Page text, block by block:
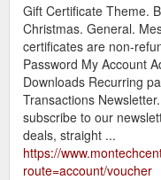
Gift Certificate Theme.
Christmas. General.
certificates are non-
Password My Account
Downloads Recurring
Transactions
subscribe to our
deals, straight ...
https://
route=account/voucher